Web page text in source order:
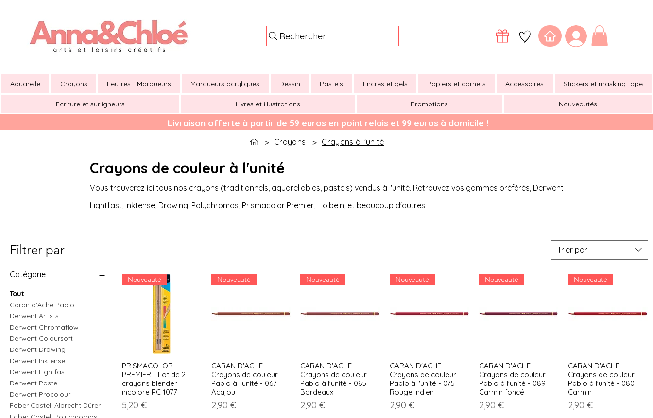
Rechercher
Aquarelle Crayons Feutres - Marqueurs Marqueurs acryliques Dessin Pastels Encres et gels Papiers et carnets Accessoires Stickers et masking tape
Ecriture et surligneurs Livres et illustrations Promotions Nouveautés
Livraison offerte à partir de 59 euros en point relais et 99 euros à domicile !
> Crayons > Crayons à l'unité
Crayons de couleur à l'unité
Vous trouverez ici tous nos crayons (traditionnels, aquarellables, pastels) vendus à l'unité. Retrouvez vos gammes préférés, Derwent
Lightfast, Inktense, Drawing, Polychromos, Prismacolor Premier, Holbein, et beaucoup d'autres !
Filtrer par
Catégorie
Tout
Caran d'Ache Pablo
Derwent Artists
Derwent Chromaflow
Derwent Coloursoft
Derwent Drawing
Derwent Inktense
Derwent Lightfast
Derwent Pastel
Derwent Procolour
Faber Castell Albrecht Dürer
Trier par
Aperçu rapide
Nouveauté
PRISMACOLOR
PREMIER - Lot de 2
crayons blender
incolore PC 1077
Prix
5,20 €
Aperçu rapide
Nouveauté
CARAN D'ACHE
Crayons de couleur
Pablo à l'unité - 067
Acajou
Prix
2,90 €
Aperçu rapide
Nouveauté
CARAN D'ACHE
Crayons de couleur
Pablo à l'unité - 085
Bordeaux
Prix
2,90 €
Aperçu rapide
Nouveauté
CARAN D'ACHE
Crayons de couleur
Pablo à l'unité - 075
Rouge indien
Prix
2,90 €
Aperçu rapide
Nouveauté
CARAN D'ACHE
Crayons de couleur
Pablo à l'unité - 089
Carmin foncé
Prix
2,90 €
Aperçu rapide
Nouveauté
CARAN D'ACHE
Crayons de couleur
Pablo à l'unité - 080
Carmin
Prix
2,90 €